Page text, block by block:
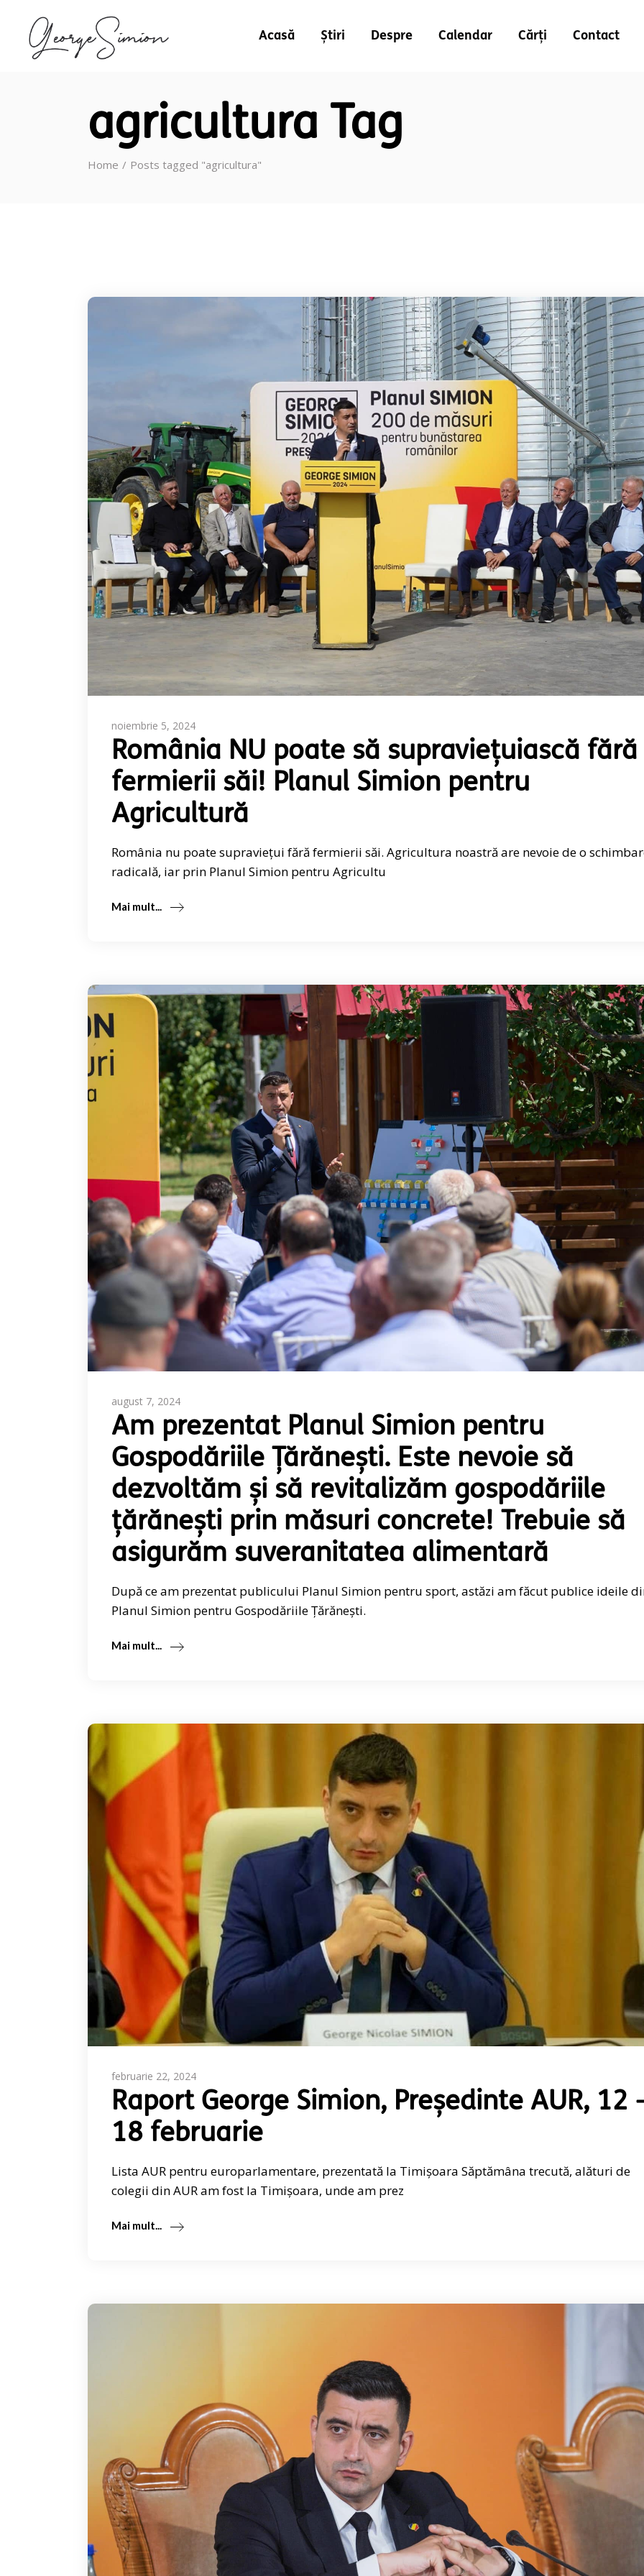
Acasă Știri Despre Calendar Cărți Contact
agricultura Tag
Home Posts tagged "agricultura"
noiembrie 5, 2024
România NU poate să supraviețuiască fără
fermierii săi! Planul Simion pentru
Agricultură
România nu poate supraviețui fără fermierii săi. Agricultura noastră are nevoie de o
radicală, iar prin Planul Simion pentru Agricultu
Mai mult...
august 7, 2024
Am prezentat Planul Simion pentru
Gospodăriile Țărănești. Este nevoie să
dezvoltăm și să revitalizăm gospodăriile
țărănești prin măsuri concrete! Trebuie să
asigurăm suveranitatea alimentară
După ce am prezentat publicului Planul Simion pentru sport, astăzi am făcut publice ideile
Planul Simion pentru Gospodăriile Țărănești.
Mai mult...
februarie 22, 2024
Raport George Simion, Președinte AUR, 12
18 februarie
Lista AUR pentru europarlamentare, prezentată la Timișoara Săptămâna trecută, alături de
colegii din AUR am fost la Timișoara, unde am prez
Mai mult...